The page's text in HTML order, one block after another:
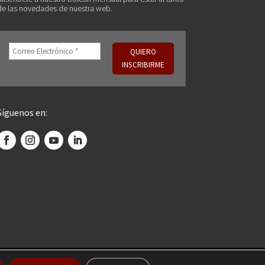
las novedades de nuestra web.
en: